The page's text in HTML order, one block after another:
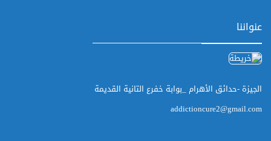
عنواننا
الجيزة -حدائق الأهرام _بوابة خفرع التانية القديمة
addictioncure2@gmail.com